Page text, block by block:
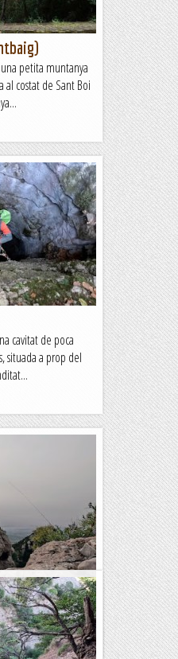
petita muntanya
costat de Sant Boi
cavitat de poca
situada a prop del
que
i el Torrent dels